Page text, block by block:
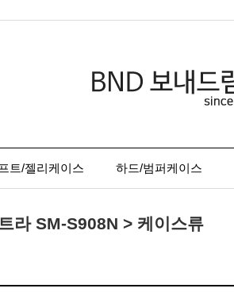
트/젤리케이스 하드/범퍼케이스
라 SM-S908N > 케이스류